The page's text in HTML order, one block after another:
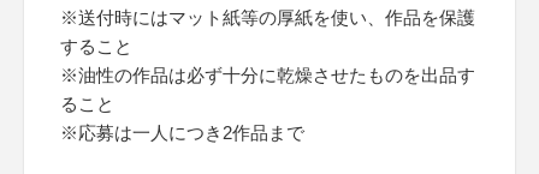
※送付時にはマット紙等の厚紙を使い、作品を保護
すること
※油性の作品は必ず十分に乾燥させたものを出品す
ること
※応募は一人につき2作品まで